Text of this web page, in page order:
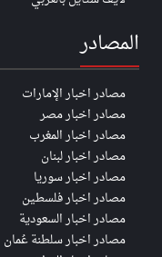
المصادر
مصادر اخبار الإمارات
مصادر اخبار مصر
مصادر اخبار المغرب
مصادر اخبار لبنان
مصادر اخبار سوريا
مصادر اخبار فلسطين
مصادر اخبار السعودية
مصادر اخبار سلطنة عُمان